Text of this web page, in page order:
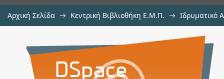
Αρχική Σελίδα → Κεντρική Βιβλιοθήκη Ε.Μ.Π. → Ιδρυματικό
Σχεδιασμός μεταλλικού
γερανογέφυρα